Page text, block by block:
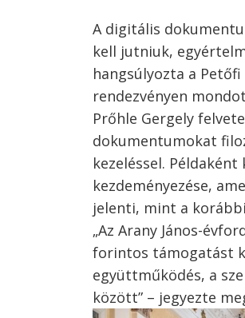
A digitális
kell jutniuk,
hangsúlyozta a
rendezvényen
Prőhle Gergely
dokumentumokat
kezeléssel.
kezdeményezése,
jelenti, mint a
„Az Arany János-
forintos támogatást
együttműködés, a
között” – jegyezte